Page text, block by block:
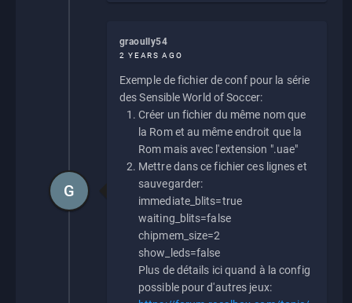
graoully54
2 YEARS AGO
Exemple de fichier de conf pour la série
des Sensible World of Soccer:
Créer un fichier du même nom que
la Rom et au même endroit que la
Rom mais avec l'extension ".uae"
Mettre dans ce fichier ces lignes et
sauvegarder:
immediate_blits=true
waiting_blits=false
chipmem_size=2
show_leds=false
Plus de détails ici quand à la config
possible pour d'autres jeux:
G